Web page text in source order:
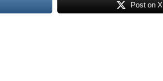
Post on X